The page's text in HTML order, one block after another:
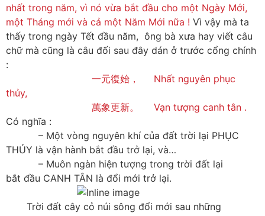
nhất trong năm, vì nó vừa bắt đầu cho một Ngày Mới,
một Tháng mới và cả một Năm Mới nữa ! Vì vậy mà ta
thấy trong ngày Tết đầu năm, ông bà xưa hay viết câu
chữ mà cũng là câu đối sau đây dán ở trước cổng chính
:
一元復始， Nhất nguyên phục
thủy,
萬象更新。 Vạn tượng canh tân .
Có nghĩa :
– Một vòng nguyên khí của đất trời lại PHỤC
THỦY là vận hành bắt đầu trở lại, và…
– Muôn ngàn hiện tượng trong trời đất lại
bắt đầu CANH TÂN là đổi mới trở lại.
Trời đất cây cỏ núi sông đổi mới sau những